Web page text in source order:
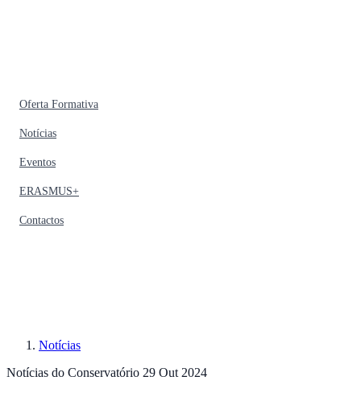
Oferta Formativa
Notícias
Eventos
ERASMUS+
Contactos
Notícias
Notícias do Conservatório 29 Out 2024